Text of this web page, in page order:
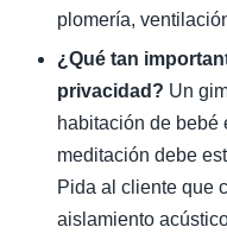
plomería,
¿Qué tan
privacidad? Un
habitación de bebé
meditación debe
Pida al cliente que
aislamiento